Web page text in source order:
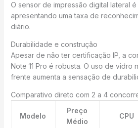
O sensor de impressão digital lateral
apresentando uma taxa de
diário.
Durabilidade e construção
Apesar de não ter certificação IP, a
Note 11 Pro é robusta. O uso de vidro
frente aumenta a sensação de
Comparativo direto com 2 a 4
Modelo
Preço
Médio
CPU